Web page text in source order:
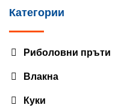
Категории
Риболовни пръти
Влакна
Куки